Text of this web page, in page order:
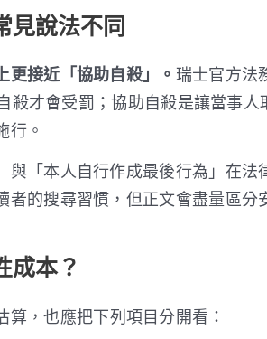
見說法不同
更接近「協助自殺」。 瑞士官方法
殺才會受罰；協助自殺是讓當事人
行。
「本人自行作成最後行為」在法
的搜尋習慣，但正文會盡量區分
成本？
算，也應把下列項目分開看：